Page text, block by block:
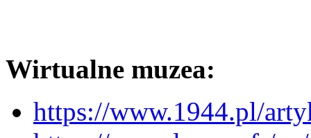
Wirtualne muzea:
https://www.1944.pl/